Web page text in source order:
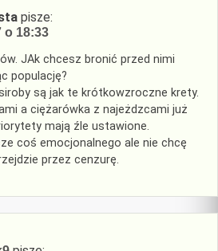
pisze:
o 18:33
JAk chcesz bronić przed nimi
populację?
są jak te krótkowzroczne krety.
a ciężarówka z najeżdzcami już
mają źle ustawione.
coś emocjonalnego ale nie chcę
przez cenzurę.